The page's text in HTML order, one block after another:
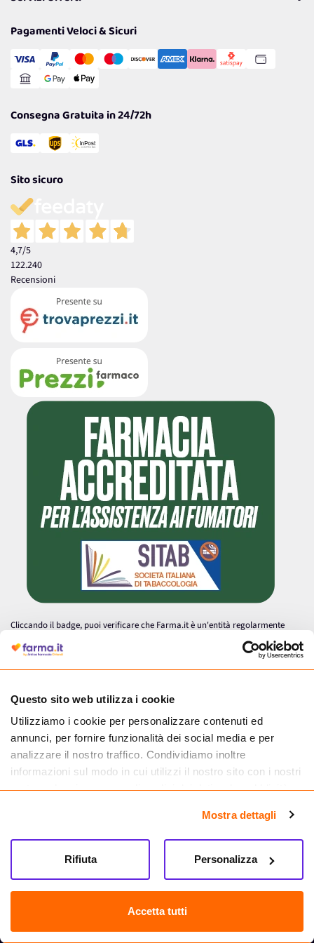
Questo sito web utilizza i cookie
Utilizziamo i cookie per personalizzare contenuti ed
annunci, per fornire funzionalità dei social media e per
analizzare il nostro traffico. Condividiamo inoltre
informazioni sul modo in cui utilizzi il nostro sito con i nostri
partner che si occupano di analisi dei dati web, pubblicità e
informazioni che hai fornito loro o che hanno raccolto dal
tuo utilizzo dei loro servizi.
Mostra dettagli
Accetta tutti
Personalizza
Rifiuta
Cookie Policy
Gestisci Cookie
Reso Facile e Veloce
Pagamenti Veloci & Sicuri
Consegna Gratuita in 24/72h
Sito sicuro
4,7/5
122.240
Recensioni
Cliccando il badge, puoi verificare che Farma.it è un'entità regolarmente
autorizzata dal Ministero della Salute a effettuare la vendita online di
medicinali.
Farma.it S.a.s. P. IVA 07417261216 REA: NA-884088
CREDITS
Sede legale Via delle Repubbliche Marinare 128, 80147 Napoli